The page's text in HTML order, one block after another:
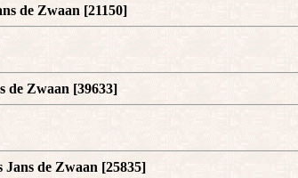
de Zwaan [21150]
de Zwaan [39633]
de Zwaan [25835]